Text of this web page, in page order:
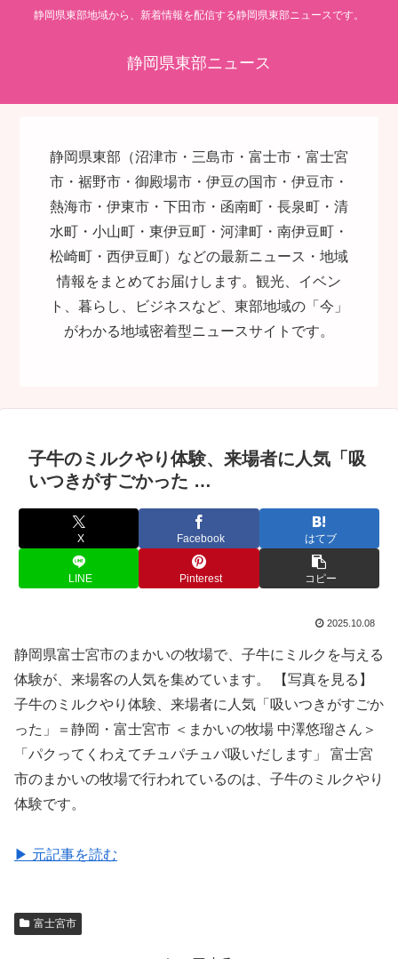
静岡県東部地域から、新着情報を配信する静岡県東部ニュースです。
静岡県東部ニュース
静岡県東部（沼津市・三島市・富士市・富士宮
市・裾野市・御殿場市・伊豆の国市・伊豆市・
熱海市・伊東市・下田市・函南町・長泉町・清
水町・小山町・東伊豆町・河津町・南伊豆町・
松崎町・西伊豆町）などの最新ニュース・地域
情報をまとめてお届けします。観光、イベン
ト、暮らし、ビジネスなど、東部地域の「今」
がわかる地域密着型ニュースサイトです。
子牛のミルクやり体験、来場者に人気「吸
いつきがすごかった …
X Facebook はてブ
LINE Pinterest コピー
2025.10.08
静岡県富士宮市のまかいの牧場で、子牛にミルクを与える
体験が、来場客の人気を集めています。 【写真を見る】
子牛のミルクやり体験、来場者に人気「吸いつきがすごか
った」＝静岡・富士宮市 ＜まかいの牧場 中澤悠瑠さん＞
「パクってくわえてチュパチュパ吸いだします」 富士宮
市のまかいの牧場で行われているのは、子牛のミルクやり
体験です。
▶ 元記事を読む
富士宮市